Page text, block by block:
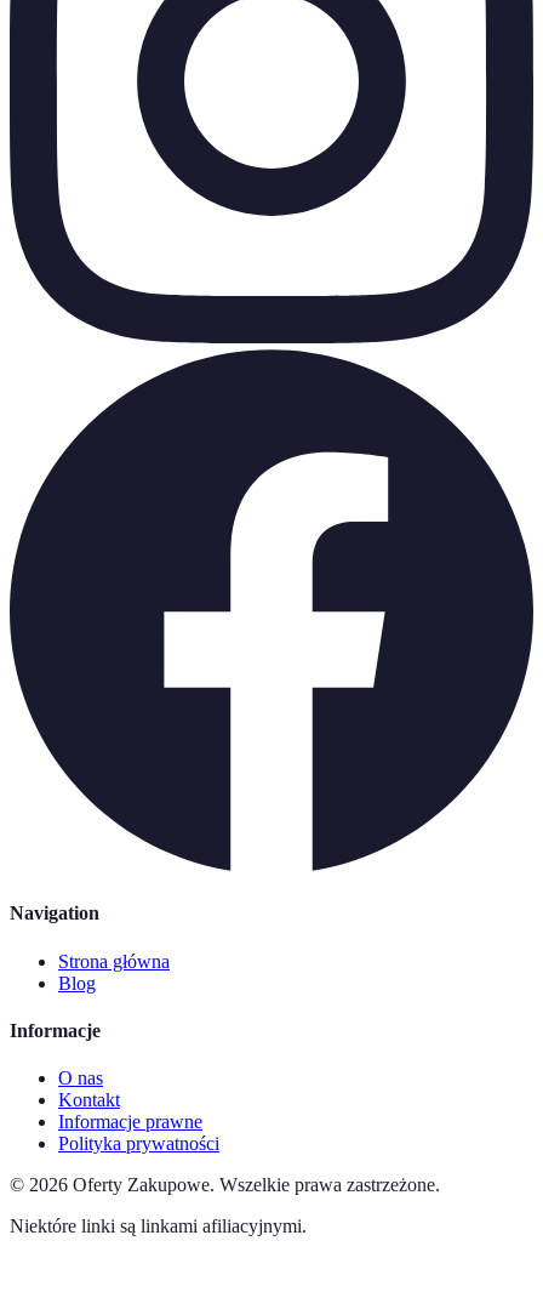
Navigation
Strona główna
Blog
Informacje
O nas
Kontakt
Informacje prawne
Polityka prywatności
© 2026 Oferty Zakupowe. Wszelkie prawa zastrzeżone.
Niektóre linki są linkami afiliacyjnymi.